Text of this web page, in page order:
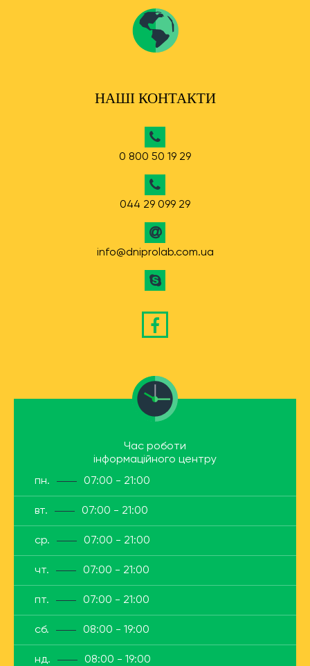
НАШІ КОНТАКТИ
0 800 50 19 29
044 29 099 29
info@dniprolab.com.ua
Час роботи
інформаційного центру
пн.
07:00 - 21:00
вт. 07:00 - 21:00
ср. 07:00 - 21:00
чт. 07:00 - 21:00
пт. 07:00 - 21:00
сб. 08:00 - 19:00
нд. 08:00 - 19:00